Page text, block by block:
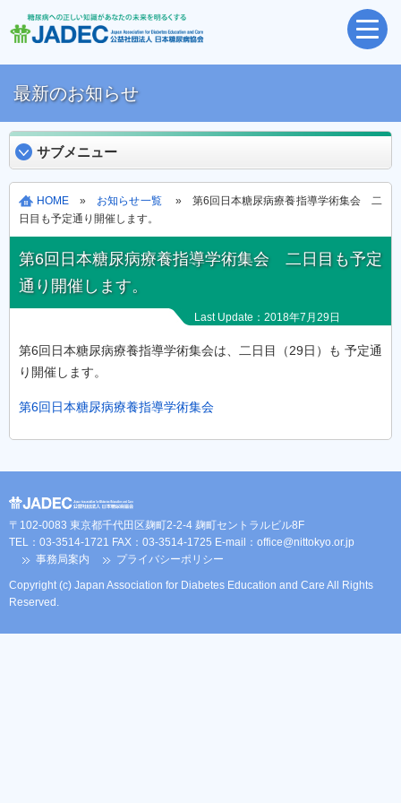
最新のお知らせ
サブメニュー
HOME » お知らせ一覧» 第6回日本糖尿病療養指導学術集会 二
日目も予定通り開催します。
第6回日本糖尿病療養指導学術集会 二日目も予定
通り開催します。
Last Update：2018年7月29日
第6回日本糖尿病療養指導学術集会は、二日目（29日）も 予定通
り開催します。
第6回日本糖尿病療養指導学術集会
〒102-0083 東京都千代田区麹町2-2-4 麹町セントラルビル8F
TEL：03-3514-1721 FAX：03-3514-1725 E-mail： office@nittokyo.or.jp
事務局案内
プライバシーポリシー
Copyright (c) Japan Association for Diabetes Education and Care All Rights
Reserved.